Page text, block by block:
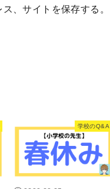
、サイトを保存する。
学校のQ&A